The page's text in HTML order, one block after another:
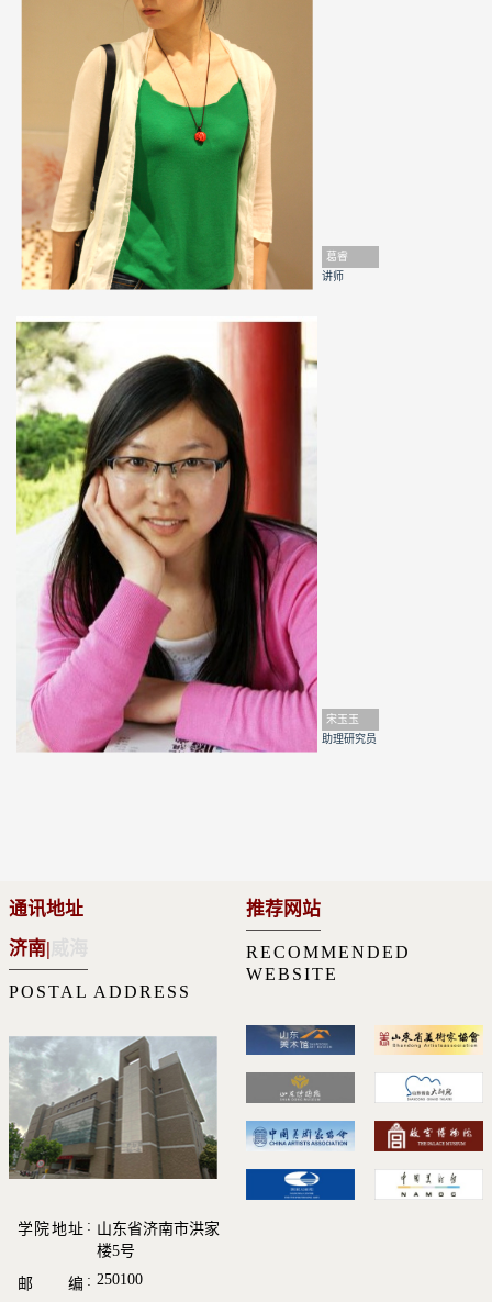
葛睿
讲师
宋玉玉
助理研究员
通讯地址
济南|
POSTAL ADDRESS
学院地址
山东省济南市洪家
楼5号
邮 编
250100
推荐网站
RECOMMENDED
WEBSITE